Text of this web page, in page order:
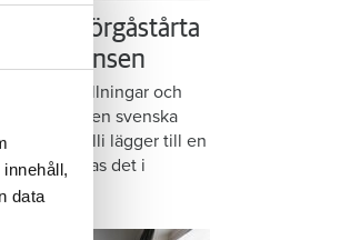
data
smörgåstårta
ingrediensen
krämiga fyllningar och
basen i den svenska
Victoria Lalli lägger till en
ändå vattnas det i